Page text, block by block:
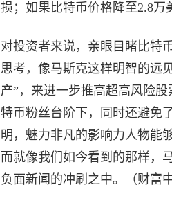
损；如果比特币价格降至2.8万
对投资者来说，亲眼目睹比特
思考，像马斯克这样明智的远
产”，来进一步推高超高风险
特币粉丝台阶下，同时还避免
明，魅力非凡的影响力人物能
而就像我们如今看到的那样，
负面新闻的冲刷之中。（财富中